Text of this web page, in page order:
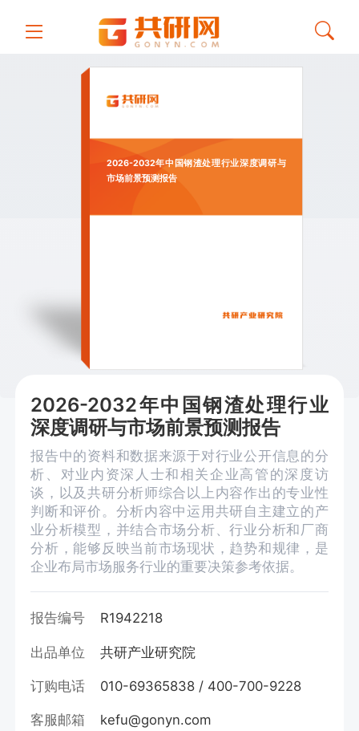
2026-2032年中国钢渣处理行业深度调研与
市场前景预测报告
2026-2032年中国钢渣处理行业
深度调研与市场前景预测报告
报告中的资料和数据来源于对行业公开信息的分
析、对业内资深人士和相关企业高管的深度访
谈，以及共研分析师综合以上内容作出的专业性
判断和评价。分析内容中运用共研自主建立的产
业分析模型，并结合市场分析、行业分析和厂商
分析，能够反映当前市场现状，趋势和规律，是
企业布局市场服务行业的重要决策参考依据。
报告编号 R1942218
出品单位 共研产业研究院
订购电话 010-69365838 / 400-700-9228
客服邮箱 kefu@gonyn.com